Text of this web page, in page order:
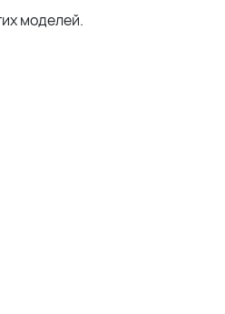
моделей.